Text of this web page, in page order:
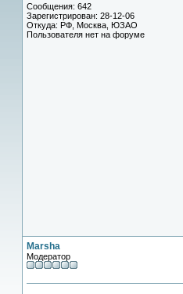
Сообщения: 642
Зарегистрирован: 28-12-06
Откуда: РФ, Москва, ЮЗАО
Пользователя нет на форуме
Marsha
Модератор